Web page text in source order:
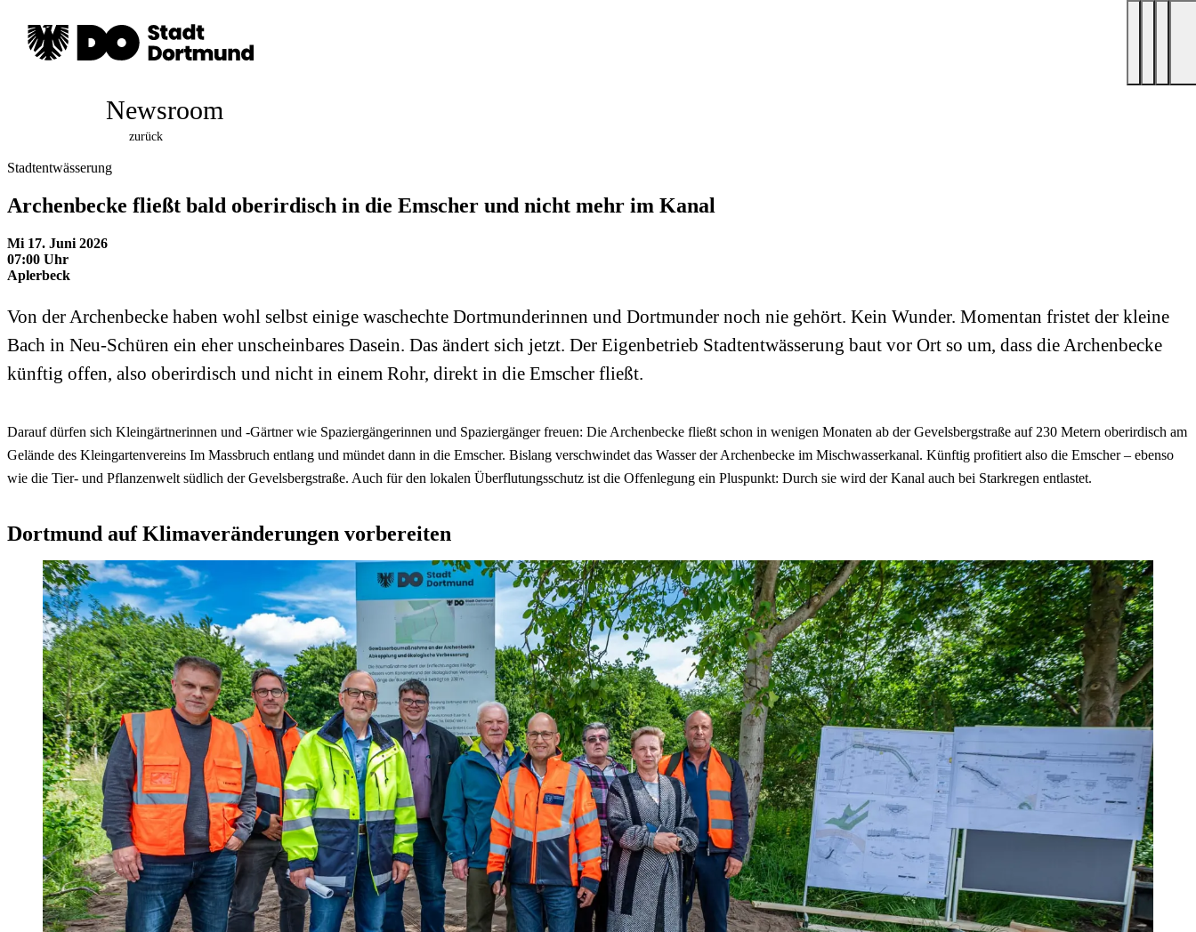
Newsroom
zurück
Stadtentwässerung
Archenbecke fließt bald oberirdisch in die Emscher und nicht mehr im Kanal
Mi 17. Juni 2026
07:00 Uhr
Aplerbeck
Von der Archenbecke haben wohl selbst einige waschechte Dortmunderinnen und Dortmunder noch nie gehört. Kein Wunder. Momentan fristet der kleine
Bach in Neu-Schüren ein eher unscheinbares Dasein. Das ändert sich jetzt. Der Eigenbetrieb Stadtentwässerung baut vor Ort so um, dass die Archenbecke
künftig offen, also oberirdisch und nicht in einem Rohr, direkt in die Emscher fließt.
Darauf dürfen sich Kleingärtnerinnen und -Gärtner wie Spaziergängerinnen und Spaziergänger freuen: Die Archenbecke fließt schon in wenigen Monaten ab der Gevelsbergstraße auf 230 Metern oberirdisch am
Gelände des Kleingartenvereins Im Massbruch entlang und mündet dann in die Emscher. Bislang verschwindet das Wasser der Archenbecke im Mischwasserkanal. Künftig profitiert also die Emscher – ebenso
wie die Tier- und Pflanzenwelt südlich der Gevelsbergstraße. Auch für den lokalen Überflutungsschutz ist die Offenlegung ein Pluspunkt: Durch sie wird der Kanal auch bei Starkregen entlastet.
Dortmund auf Klimaveränderungen vorbereiten